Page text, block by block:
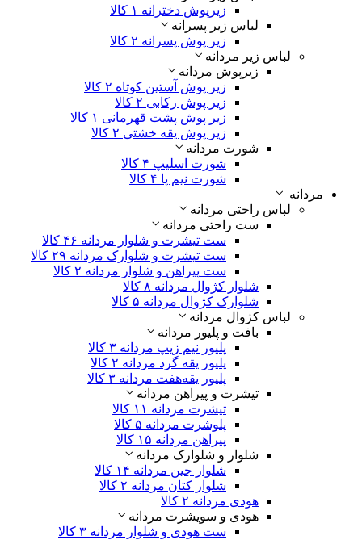
زیرپوش دخترانه
لباس زیر پسرانه
زیر پوش پسرانه
لباس زیر مردانه
زیرپوش مردانه
زیر پوش آستین کوتاه
زیر پوش رکابی
زیر پوش پشت قهرمانی
زیر پوش یقه خشتی
شورت مردانه
شورت اسلیپ
شورت نیم پا
مردانه
لباس راحتی مردانه
ست راحتی مردانه
ست تیشرت و شلوار مردانه
ست تیشرت و شلوارک مردانه
ست پیراهن و شلوار مردانه
شلوار کژوال مردانه
شلوارک کژوال مردانه
لباس کژوال مردانه
بافت و پلیور مردانه
پلیور نیم زیپ مردانه
پلیور یقه گرد مردانه
پلیور یقه‌هفت مردانه
تیشرت و پیراهن مردانه
تیشرت مردانه
پلوشرت مردانه
پیراهن مردانه
شلوار و شلوارک مردانه
شلوار جین مردانه
شلوار کتان مردانه
هودی مردانه
هودی و سویشرت مردانه
ست هودی و شلوار مردانه